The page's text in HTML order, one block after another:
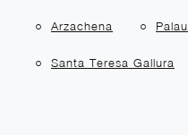
Arzachena Palau
Santa Teresa Gallura